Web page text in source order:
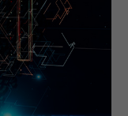
2-Klasse: A